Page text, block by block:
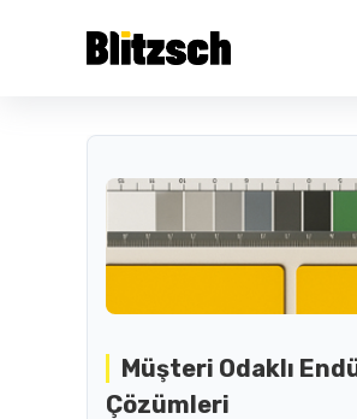
Müşteri Odaklı
Çözümleri